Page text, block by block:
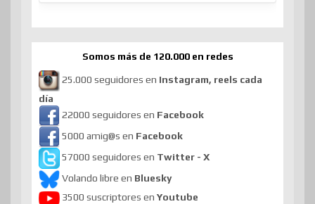
Somos más de 120.000 en redes
25.000 seguidores en Instagram, reels cada
día
22000 seguidores en Facebook
5000 amig@s en Facebook
57000 seguidores en Twitter - X
Volando libre en Bluesky
3500 suscriptores en Youtube